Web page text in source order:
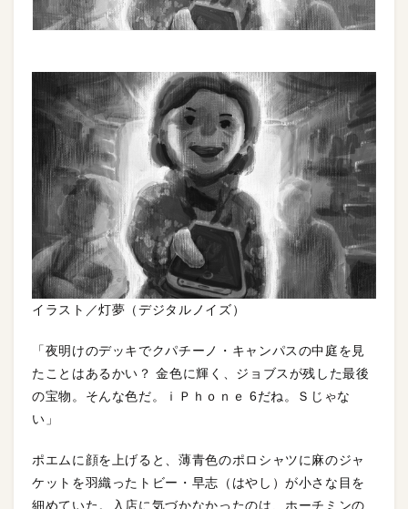
イラスト／灯夢（デジタルノイズ）
「夜明けのデッキでクパチーノ・キャンパスの中庭を見
たことはあるかい？ 金色に輝く、ジョブスが残した最後
の宝物。そんな色だ。ｉＰｈｏｎｅ 6だね。Ｓじゃな
い」
ポエムに顔を上げると、薄青色のポロシャツに麻のジャ
ケットを羽織ったトビー・早志（はやし）が小さな目を
細めていた。入店に気づかなかったのは、ホーチミンの